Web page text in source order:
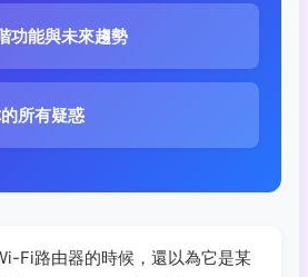
功能與未來趨勢
所有疑惑
Fi路由器的時候，還以為它是某